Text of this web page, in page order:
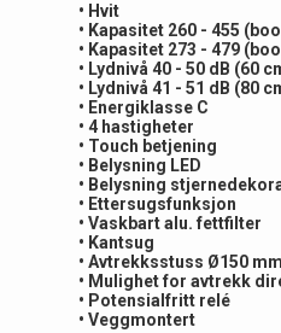
• Hvit
• Kapasitet 260 - 455
• Kapasitet 273 - 479
• Lydnivå 40 - 50 dB (60
• Lydnivå 41 - 51 dB (80
• Energiklasse C
• 4 hastigheter
• Touch betjening
• Belysning LED
• Belysning
• Ettersugsfunksjon
• Vaskbart alu. fettfilter
• Kantsug
• Avtrekksstuss Ø150
• Mulighet for avtrekk
• Potensialfritt relé
• Veggmontert